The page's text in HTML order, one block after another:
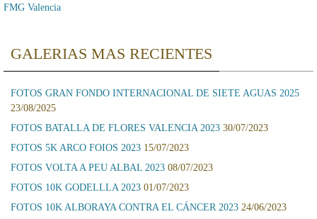
FMG Valencia
GALERIAS MAS RECIENTES
FOTOS GRAN FONDO INTERNACIONAL DE SIETE AGUAS 2025
23/08/2025
FOTOS BATALLA DE FLORES VALENCIA 2023 30/07/2023
FOTOS 5K ARCO FOIOS 2023 15/07/2023
FOTOS VOLTA A PEU ALBAL 2023 08/07/2023
FOTOS 10K GODELLLA 2023 01/07/2023
FOTOS 10K ALBORAYA CONTRA EL CÁNCER 2023 24/06/2023